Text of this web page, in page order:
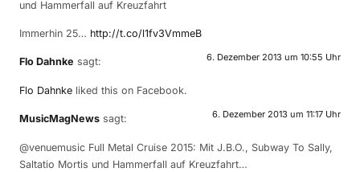
und Hammerfall auf Kreuzfahrt
Immerhin 25… http://t.co/l1fv3VmmeB
Flo Dahnke sagt: 6. Dezember 2013 um 10:55 Uhr
Flo Dahnke liked this on Facebook.
MusicMagNews sagt: 6. Dezember 2013 um 11:17 Uhr
@venuemusic Full Metal Cruise 2015: Mit J.B.O., Subway To Sally,
Saltatio Mortis und Hammerfall auf Kreuzfahrt…